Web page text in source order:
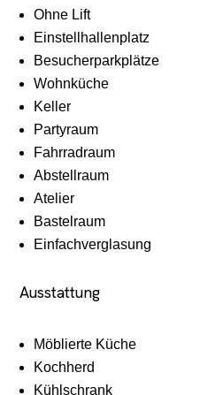
Ohne Lift
Einstellhallenplatz
Besucherparkplätze
Wohnküche
Keller
Partyraum
Fahrradraum
Abstellraum
Atelier
Bastelraum
Einfachverglasung
Ausstattung
Möblierte Küche
Kochherd
Kühlschrank